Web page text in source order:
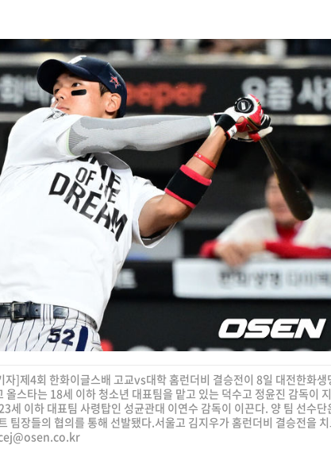
]제4회 한화이글스배 고교vs대학 홈런더비 결승전이 8일 대전한화생
올스타는 18세 이하 청소년 대표팀을 맡고 있는 덕수고 정윤진 감독이 지
세 이하 대표팀 사령탑인 성균관대 이연수 감독이 이끈다. 양 팀 선수단
팀장들의 협의를 통해 선발됐다.서울고 김지우가 홈런더비 결승전을 치